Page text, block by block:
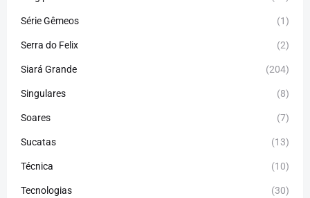
Série Gêmeos (1)
Serra do Felix (2)
Siará Grande (204)
Singulares (8)
Soares (7)
Sucatas (13)
Técnica (10)
Tecnologias (30)